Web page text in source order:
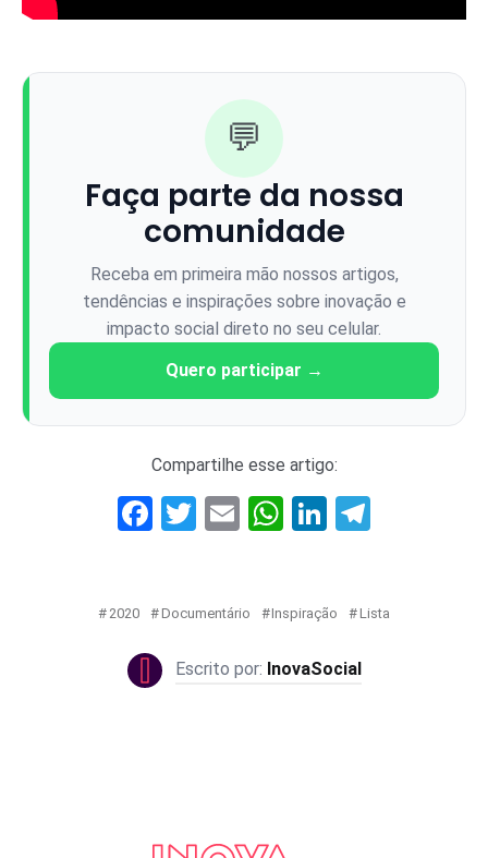
💬
Faça parte da nossa
comunidade
Receba em primeira mão nossos artigos,
tendências e inspirações sobre inovação e
impacto social direto no seu celular.
Quero participar →
Compartilhe esse artigo:
Facebook
Twitter
EmailWhatsApp
LinkedIn
2020 Documentário Inspiração Lista
InovaSocial